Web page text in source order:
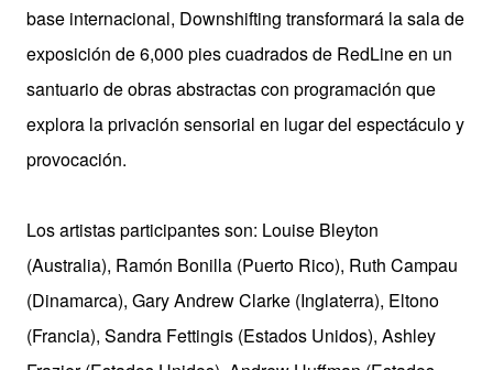
base internacional, Downshifting transformará la sala de
exposición de 6,000 pies cuadrados de RedLine en un
santuario de obras abstractas con programación que
explora la privación sensorial en lugar del espectáculo y
provocación.
Los artistas participantes son: Louise Bleyton
(Australia), Ramón Bonilla (Puerto Rico), Ruth Campau
(Dinamarca), Gary Andrew Clarke (Inglaterra), Eltono
(Francia), Sandra Fettingis (Estados Unidos), Ashley